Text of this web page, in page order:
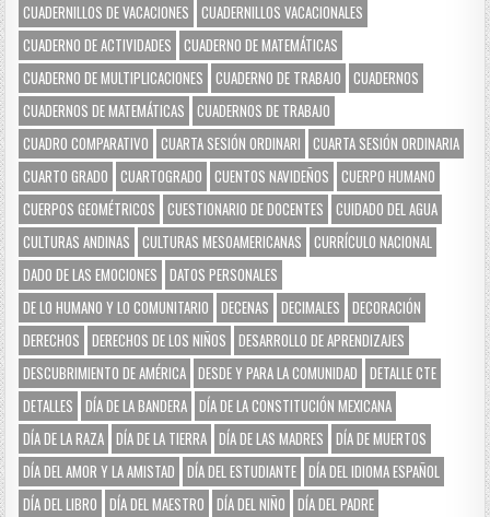
CUADERNILLOS DE VACACIONES
CUADERNILLOS VACACIONALES
CUADERNO DE ACTIVIDADES
CUADERNO DE MATEMÁTICAS
CUADERNO DE MULTIPLICACIONES
CUADERNO DE TRABAJO
CUADERNOS
CUADERNOS DE MATEMÁTICAS
CUADERNOS DE TRABAJO
CUADRO COMPARATIVO
CUARTA SESIÓN ORDINARI
CUARTA SESIÓN ORDINARIA
CUARTO GRADO
CUARTOGRADO CUENTOS NAVIDEÑOS
CUERPO HUMANO
CUERPOS GEOMÉTRICOS
CUESTIONARIO DE DOCENTES
CUIDADO DEL AGUA
CULTURAS ANDINAS
CULTURAS MESOAMERICANAS
CURRÍCULO NACIONAL
DADO DE LAS EMOCIONES
DATOS PERSONALES
DE LO HUMANO Y LO COMUNITARIO
DECENAS DECIMALES
DECORACIÓN
DERECHOS
DERECHOS DE LOS NIÑOS
DESARROLLO DE APRENDIZAJES
DESCUBRIMIENTO DE AMÉRICA DESDE Y PARA LA COMUNIDAD
DETALLE CTE
DETALLES
DÍA DE LA BANDERA DÍA DE LA CONSTITUCIÓN MEXICANA
DÍA DE LA RAZA DÍA DE LA TIERRA DÍA DE LAS MADRES
DÍA DE MUERTOS
DÍA DEL AMOR Y LA AMISTAD
DÍA DEL ESTUDIANTE DÍA DEL IDIOMA ESPAÑOL
DÍA DEL LIBRO
DÍA DEL MAESTRO DÍA DEL NIÑO
DÍA DEL PADRE